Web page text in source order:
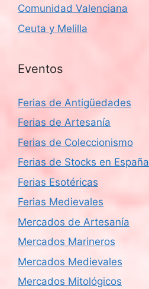
Comunidad Valenciana
Ceuta y Melilla
Eventos
Ferias de Antigüedades
Ferias de Artesanía
Ferias de Coleccionismo
Ferias de Stocks en España
Ferias Esotéricas
Ferias Medievales
Mercados de Artesanía
Mercados Marineros
Mercados Medievales
Mercados Mitológicos